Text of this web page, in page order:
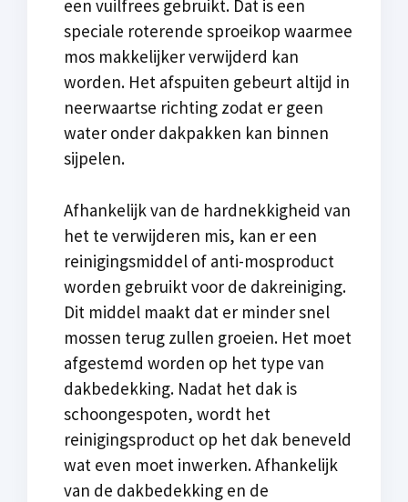
een vuilfrees gebruikt. Dat is een
speciale roterende sproeikop waarmee
mos makkelijker verwijderd kan
worden. Het afspuiten gebeurt altijd in
neerwaartse richting zodat er geen
water onder dakpakken kan binnen
sijpelen.
Afhankelijk van de hardnekkigheid van
het te verwijderen mis, kan er een
reinigingsmiddel of anti-mosproduct
worden gebruikt voor de dakreiniging.
Dit middel maakt dat er minder snel
mossen terug zullen groeien. Het moet
afgestemd worden op het type van
dakbedekking. Nadat het dak is
schoongespoten, wordt het
reinigingsproduct op het dak beneveld
wat even moet inwerken. Afhankelijk
van de dakbedekking en de